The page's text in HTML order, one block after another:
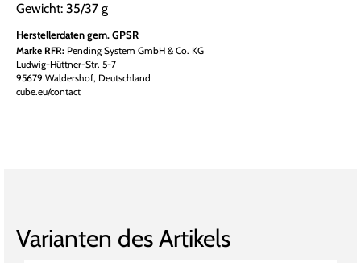
Gewicht: 35/37 g
Herstellerdaten gem. GPSR
Marke RFR: Pending System GmbH & Co. KG
Ludwig-Hüttner-Str. 5-7
95679 Waldershof, Deutschland
cube.eu/contact
Varianten des Artikels